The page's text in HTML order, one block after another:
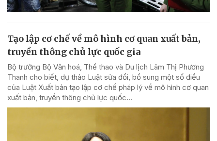
Tạo lập cơ chế về mô hình cơ quan xuất bản,
truyền thông chủ lực quốc gia
Bộ trưởng Bộ Văn hoá, Thể thao và Du lịch Lâm Thị Phương
Thanh cho biết, dự thảo Luật sửa đổi, bổ sung một số điều
của Luật Xuất bản tạo lập cơ chế pháp lý về mô hình cơ quan
xuất bản, truyền thông chủ lực quốc...